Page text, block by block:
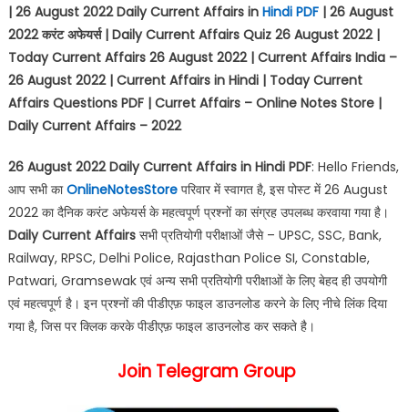
| 26 August 2022 Daily Current Affairs in Hindi PDF| 26 August
2022करंट अफेयर्स | Daily Current Affairs Quiz 26 August 2022 |
Today Current Affairs 26 August 2022 | Current Affairs India –
26 August 2022 | Current Affairs in Hindi | Today Current
Affairs Questions PDF | Curret Affairs – Online Notes Store |
Daily Current Affairs – 2022
26 August 2022 Daily Current Affairs in Hindi PDF: Hello Friends,
आप सभी काOnlineNotesStoreपरिवार में स्वागत है, इस पोस्ट में 26 August
2022 का दैनिक करंट अफेयर्स के महत्वपूर्ण प्रश्नों का संग्रह उपलब्ध करवाया गया है।
Daily Current Affairsसभी प्रतियोगी परीक्षाओं जैसे – UPSC, SSC, Bank,
Railway, RPSC, Delhi Police, Rajasthan Police SI, Constable,
Patwari, Gramsewak एवं अन्य सभी प्रतियोगी परीक्षाओं के लिए बेहद ही उपयोगी
एवं महत्वपूर्ण है। इन प्रश्नों की पीडीएफ़ फाइल डाउनलोड करने के लिए नीचे लिंक दिया
गया है, जिस पर क्लिक करके पीडीएफ़ फाइल डाउनलोड कर सकते है।
Join Telegram Group